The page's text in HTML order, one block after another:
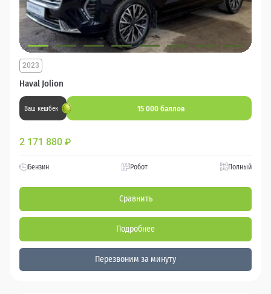
Haval Jolion
2023
Ваш кешбек 15 000 баллов
2 171 880 ₽
Бензин Робот Полный
Сравнить
Подробнее
Перезвоним за минуту